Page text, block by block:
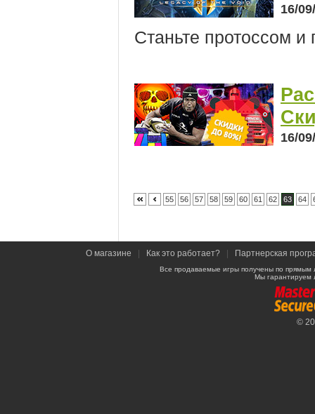
16/
Станьте протоссом и
16/
55 56 57 58 59 60 61 62 63 64
О магазине Как это работает? Партнерская
Все продаваемые игры получены по
Мы гарантируем
©